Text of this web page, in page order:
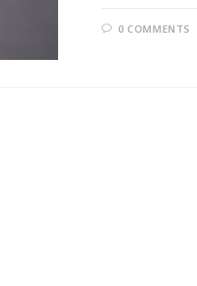
0 COMMENTS